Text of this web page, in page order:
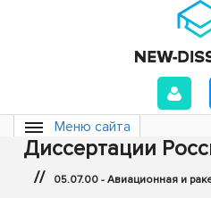
Меню сайта
Диссертации
// 05.07.00 - Авиационная и